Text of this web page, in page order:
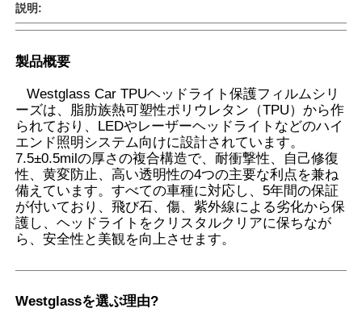
ホーム
説明:
製品概要
Westglass Car TPUヘッドライト保護フィルムシリ
ーズは、脂肪族熱可塑性ポリウレタン（TPU）から作
られており、LEDやレーザーヘッドライトなどのハイ
エンド照明システム向けに設計されています。
7.5±0.5milの厚さの複合構造で、耐衝撃性、自己修復
性、黄変防止、高い透明性の4つの主要な利点を兼ね
備えています。すべての車種に対応し、5年間の保証
が付いており、飛び石、傷、紫外線による劣化から保
護し、ヘッドライトをクリスタルクリアに保ちなが
ら、安全性と美観を向上させます。
Westglassを選ぶ理由?